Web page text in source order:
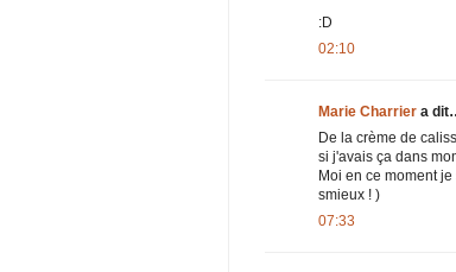
:D
02:10
Marie Charrier a
De la crème de
si j'avais ça dans
Moi en ce moment
smieux ! )
07:33